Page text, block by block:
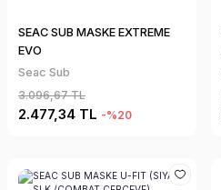
SEAC SUB MASKE EXTREME
EVO
Seac Sub
3.096,67 TL
2.477,34 TL -%20